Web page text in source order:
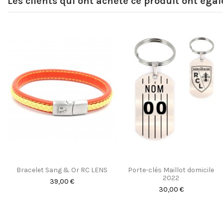
Bracelet Sang & Or RC LENS
39,00 €
Porte-clés Maillot domicile
2022
30,00 €